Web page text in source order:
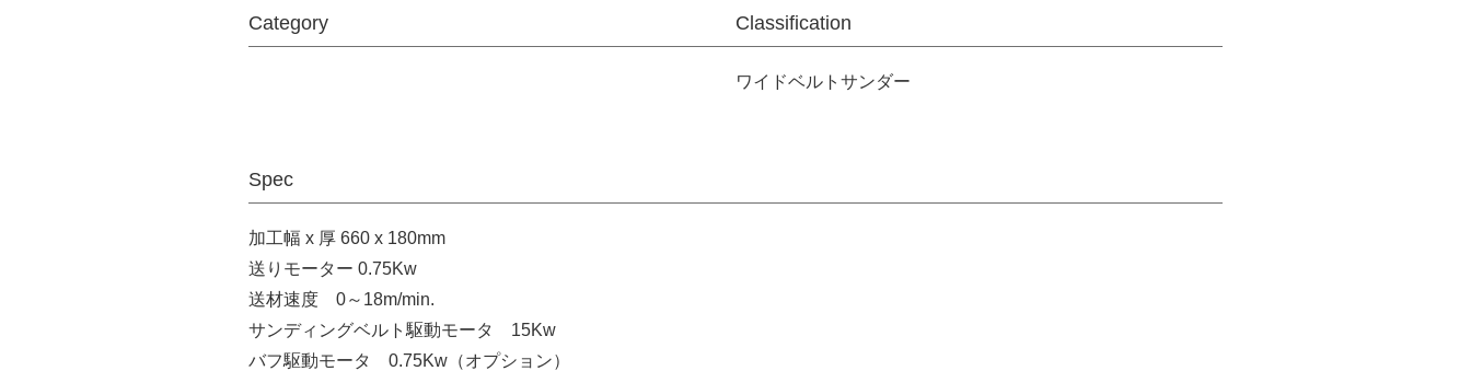
Category Classification
ワイドベルトサンダー
Spec
加工幅 x 厚 660 x 180mm
送りモーター 0.75Kw
送材速度 0～18m/min.
サンディングベルト駆動モータ 15Kw
バフ駆動モータ 0.75Kw（オプション）